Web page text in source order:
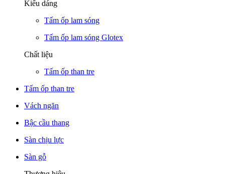
Kiểu dáng
Tấm ốp lam sóng
Tấm ốp lam sóng Glotex
Chất liệu
Tấm ốp than tre
Tấm ốp than tre
Vách ngăn
Bậc cầu thang
Sàn chịu lực
Sàn gỗ